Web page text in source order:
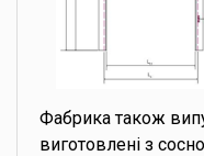
Фабрика також
виготовлені з